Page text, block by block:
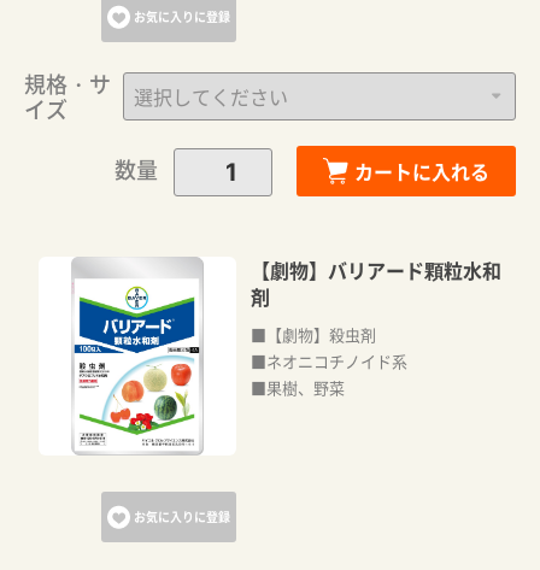
お気に入りに登録
規格・サ
イズ
数量
カートに入れる
お気に入りに登録
【劇物】バリアード顆粒水和
剤
■【劇物】殺虫剤
■ネオニコチノイド系
■果樹、野菜